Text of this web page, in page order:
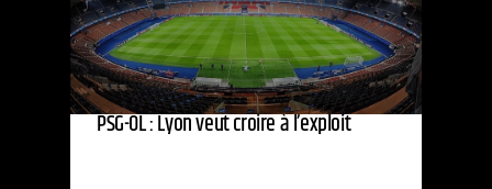
PSG-OL : Lyon veut croire à l’exploit